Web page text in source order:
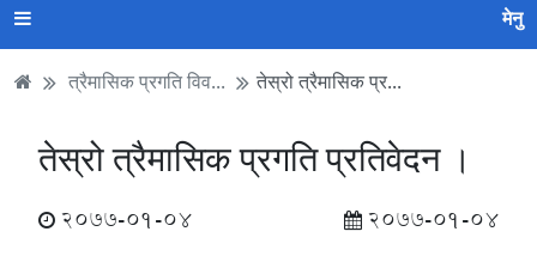
मेनु
त्रैमासिक प्रगति विव... तेस्रो त्रैमासिक प्र...
तेस्रो त्रैमासिक प्रगति प्रतिवेदन ।
2077-01-04 2077-01-04